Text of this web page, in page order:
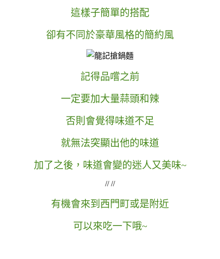
這樣子簡單的搭配
卻有不同於豪華風格的簡約風
記得品嚐之前
一定要加大量蒜頭和辣
否則會覺得味道不足
就無法突顯出他的味道
加了之後，味道會變的迷人又美味~
// //
有機會來到西門町或是附近
可以來吃一下哦~